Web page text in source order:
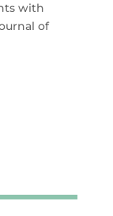
with
of